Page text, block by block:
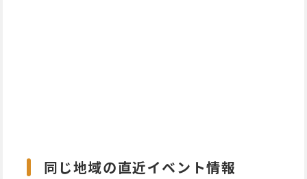
同じ地域の直近イベント情報